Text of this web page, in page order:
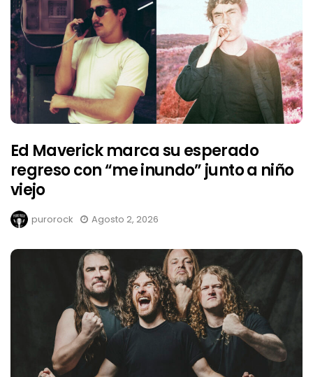
Ed Maverick marca su esperado
regreso con “me inundo” junto a niño
viejo
purorock Agosto 2, 2026